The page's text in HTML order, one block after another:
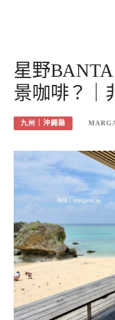
星野
景咖啡？｜
九州｜沖繩縣